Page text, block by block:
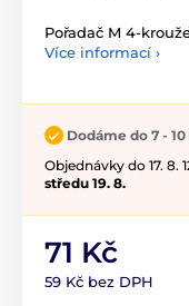
Pořadač M 4-
Více informací ›
Dodáme do 7 -
Objednávky do 17. 8.
středu 19. 8.
71 Kč
59 Kč bez DPH